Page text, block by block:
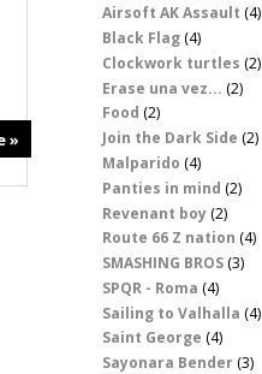
»
Airsoft AK Assault (4)
Black Flag (4)
Clockwork turtles (2)
Erase una vez... (2)
Food (2)
Join the Dark Side (2)
Malparido (4)
Panties in mind (2)
Revenant boy (2)
Route 66 Z nation (4)
SMASHING BROS (3)
SPQR - Roma (4)
Sailing to Valhalla (4)
Saint George (4)
Sayonara Bender (3)